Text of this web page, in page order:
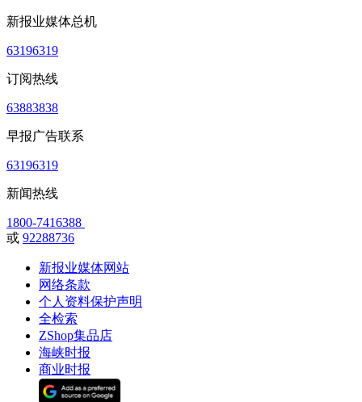
新报业媒体总机
63196319
订阅热线
63883838
早报广告联系
63196319
新闻热线
1800-7416388
或 92288736
新报业媒体网站
网络条款
个人资料保护声明
全检索
ZShop集品店
海峡时报
商业时报